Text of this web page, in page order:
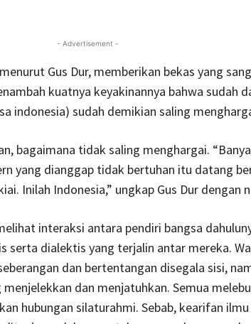
- Advertisement -
Gus Dur, memberikan bekas yang
kuatnya keyakinannya bahwa sudah
indonesia) sudah demikian saling
bagaimana tidak saling menghargai.
yang dianggap tidak bertuhan itu datang
Inilah Indonesia,” ungkap Gus Dur dengan
interaksi antara pendiri bangsa
serta dialektis yang terjalin antar mereka.
dan bertentangan disegala sisi,
dan menjatuhkan. Semua
hubungan silaturahmi. Sebab, kearifan ilmu